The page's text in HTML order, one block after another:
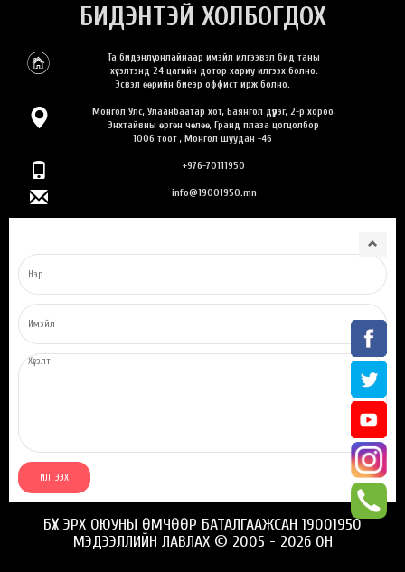
БИДЭНТЭЙ ХОЛБОГДОХ
Та бидэнлүү онлайнаар имэйл илгээвэл бид таны
хүсэлтэнд 24 цагийн дотор хариу илгээх болно.
Эсвэл өөрийн биеэр оффист ирж болно.
Монгол Улс, Улаанбаатар хот, Баянгол дүүрэг, 2-р хороо,
Энхтайвны өргөн чөлөө, Гранд плаза цогцолбор
1006 тоот , Монгол шуудан -46
+976-70111950
info@19001950.mn
БҮХ ЭРХ ОЮУНЫ ӨМЧӨӨР БАТАЛГААЖСАН 19001950
МЭДЭЭЛЛИЙН ЛАВЛАХ © 2005 - 2026 ОН